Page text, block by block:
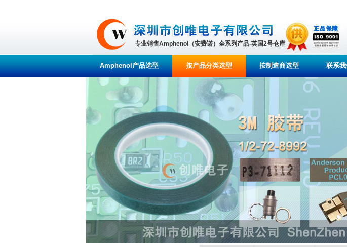
专业销售Amphenol（安费诺）全系列产品-英国2号仓库
Amphenol产品选型 按产品分类选型 按制造商选型 联系我